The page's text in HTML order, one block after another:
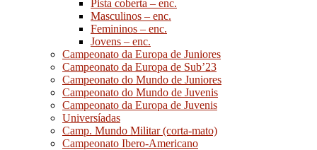
Pista coberta – enc.
Masculinos – enc.
Femininos – enc.
Jovens – enc.
Campeonato da Europa de Juniores
Campeonato da Europa de Sub’23
Campeonato do Mundo de Juniores
Campeonato do Mundo de Juvenis
Campeonato da Europa de Juvenis
Universíadas
Camp. Mundo Militar (corta-mato)
Campeonato Ibero-Americano